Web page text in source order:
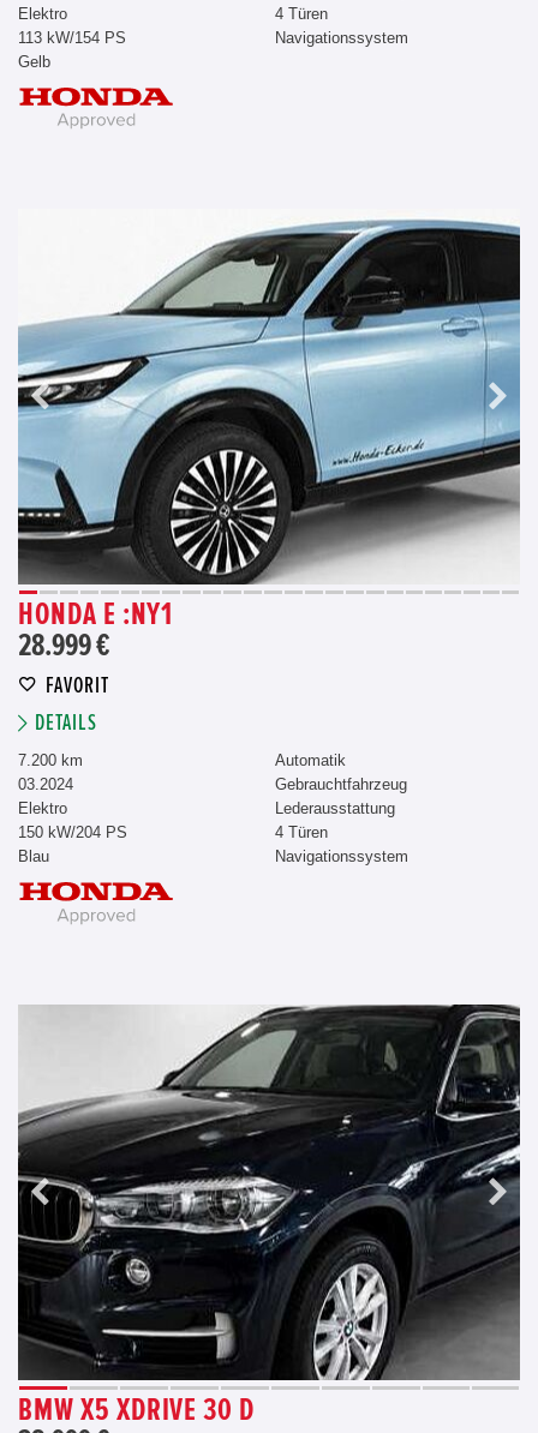
Elektro
113 kW/154 PS
Gelb
4 Türen
Navigationssystem
HONDA E :NY1
28.999 €
FAVORIT
DETAILS
7.200 km
03.2024
Elektro
150 kW/204 PS
Blau
Automatik
Gebrauchtfahrzeug
Lederausstattung
4 Türen
Navigationssystem
BMW X5 XDRIVE 30 D